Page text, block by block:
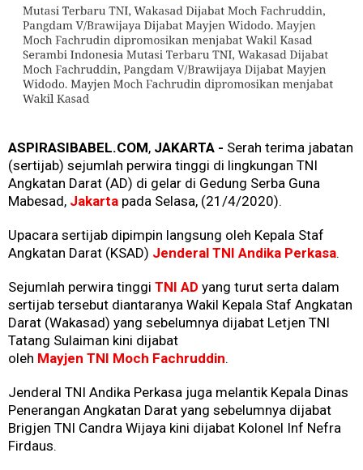
ASPIRASIBABEL.COM, JAKARTA - Serah terima jabatan
(sertijab) sejumlah perwira tinggi di lingkungan TNI
Angkatan Darat (AD) di gelar di Gedung Serba Guna
Mabesad, Jakarta pada Selasa, (21/4/2020).
Upacara sertijab dipimpin langsung oleh Kepala Staf
Angkatan Darat (KSAD) Jenderal TNI Andika Perkasa.
Sejumlah perwira tinggi TNI AD yang turut serta dalam
sertijab tersebut diantaranya Wakil Kepala Staf Angkatan
Darat (Wakasad) yang sebelumnya dijabat Letjen TNI
Tatang Sulaiman kini dijabat
oleh Mayjen TNI Moch Fachruddin.
Jenderal TNI Andika Perkasa juga melantik Kepala Dinas
Penerangan Angkatan Darat yang sebelumnya dijabat
Brigjen TNI Candra Wijaya kini dijabat Kolonel Inf Nefra
Firdaus.